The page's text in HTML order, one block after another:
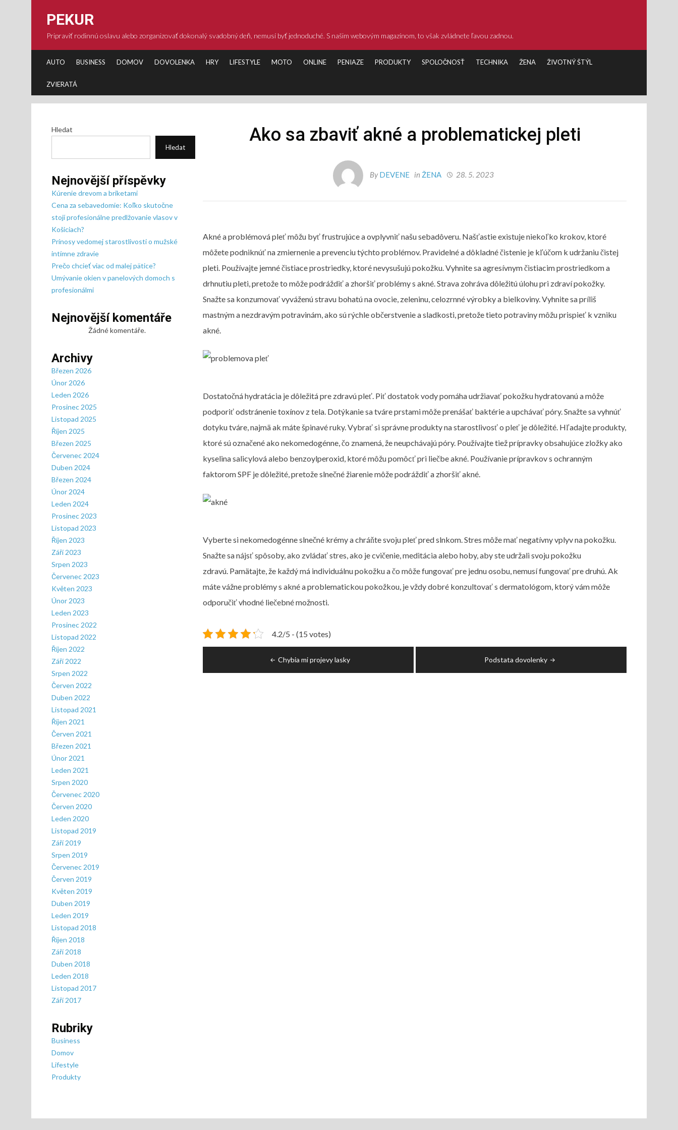
contentPEKUR
Pripraviť rodinnú oslavu alebo zorganizovať dokonalý svadobný deň, nemusí byť jednoduché. S našim webovým magazínom, to však zvládnete ľavou zadnou.
AUTO BUSINESS DOMOV DOVOLENKA HRY LIFESTYLE MOTO ONLINE PENIAZE PRODUKTY SPOLOČNOSŤ TECHNIKA ŽENA ŽIVOTNÝ ŠTÝL
ZVIERATÁ
Ako sa zbaviť akné a problematickej pleti
ByDEVENE in ŽENA 28. 5. 2023
Akné a problémová pleť môžu byť frustrujúce a ovplyvniť našu sebadôveru. Našťastie existuje niekoľko krokov, ktoré
môžete podniknúť na zmiernenie a prevenciu týchto problémov. Pravidelné a dôkladné čistenie je kľúčom k udržaniu čistej
pleti. Používajte jemné čistiace prostriedky, ktoré nevysušujú pokožku. Vyhnite sa agresívnym čistiacim prostriedkom a
drhnutiu pleti, pretože to môže podráždiť a zhoršiť problémy s akné. Strava zohráva dôležitú úlohu pri zdraví pokožky.
Snažte sa konzumovať vyváženú stravu bohatú na ovocie, zeleninu, celozrnné výrobky a bielkoviny. Vyhnite sa príliš
mastným a nezdravým potravinám, ako sú rýchle občerstvenie a sladkosti, pretože tieto potraviny môžu prispieť k vzniku
akné.
Dostatočná hydratácia je dôležitá pre zdravú pleť. Piť dostatok vody pomáha udržiavať pokožku hydratovanú a môže
podporiť odstránenie toxínov z tela. Dotýkanie sa tváre prstami môže prenášať baktérie a upchávať póry. Snažte sa vyhnúť
dotyku tváre, najmä ak máte špinavé ruky. Vybrať si správne produkty na starostlivosť o pleť je dôležité. Hľadajte produkty,
ktoré sú označené ako nekomedogénne, čo znamená, že neupchávajú póry. Používajte tiež prípravky obsahujúce zložky ako
kyselina salicylová alebo benzoylperoxid, ktoré môžu pomôcť pri liečbe akné. Používanie prípravkov s ochranným
faktorom SPF je dôležité, pretože slnečné žiarenie môže podráždiť a zhoršiť akné.
Vyberte si nekomedogénne slnečné krémy a chráňte svoju pleť pred slnkom. Stres môže mať negatívny vplyv na pokožku.
Snažte sa nájsť spôsoby, ako zvládať stres, ako je cvičenie, meditácia alebo hoby, aby ste udržali svoju pokožku
zdravú. Pamätajte, že každý má individuálnu pokožku a čo môže fungovať pre jednu osobu, nemusí fungovať pre druhú. Ak
máte vážne problémy s akné a problematickou pokožkou, je vždy dobré konzultovať s dermatológom, ktorý vám môže
odporučiť vhodné liečebné možnosti.
4.2/5 - (15 votes)
Chybia mi projevy lasky Podstata dovolenky
Hledat
Hledat
Nejnovější příspěvky
Kúrenie drevom a briketami
Cena za sebavedomie: Koľko skutočne
stojí profesionálne predlžovanie vlasov v
Košiciach?
Prínosy vedomej starostlivosti o mužské
intímne zdravie
Prečo chcieť viac od malej pätice?
Umývanie okien v panelových domoch s
profesionálmi
Nejnovější komentáře
Žádné komentáře.
Archivy
Březen 2026
Únor 2026
Leden 2026
Prosinec 2025
Listopad 2025
Říjen 2025
Březen 2025
Červenec 2024
Duben 2024
Březen 2024
Únor 2024
Leden 2024
Prosinec 2023
Listopad 2023
Říjen 2023
Září 2023
Srpen 2023
Červenec 2023
Květen 2023
Únor 2023
Leden 2023
Prosinec 2022
Listopad 2022
Říjen 2022
Září 2022
Srpen 2022
Červen 2022
Duben 2022
Listopad 2021
Říjen 2021
Červen 2021
Březen 2021
Únor 2021
Leden 2021
Srpen 2020
Červenec 2020
Červen 2020
Leden 2020
Listopad 2019
Září 2019
Srpen 2019
Červenec 2019
Červen 2019
Květen 2019
Duben 2019
Leden 2019
Listopad 2018
Říjen 2018
Září 2018
Duben 2018
Leden 2018
Listopad 2017
Září 2017
Rubriky
Business
Domov
Lifestyle
Produkty